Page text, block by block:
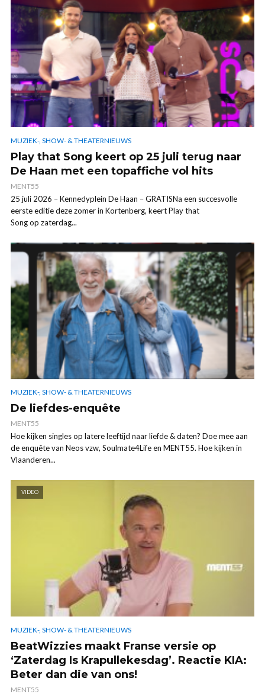
MUZIEK-, SHOW- & THEATERNIEUWS
Play that Song keert op 25 juli terug naar
De Haan met een topaffiche vol hits
MENT55
25 juli 2026 – Kennedyplein De Haan – GRATISNa een succesvolle
eerste editie deze zomer in Kortenberg, keert Play that
Song op zaterdag...
MUZIEK-, SHOW- & THEATERNIEUWS
De liefdes-enquête
MENT55
Hoe kijken singles op latere leeftijd naar liefde & daten? Doe mee aan
de enquête van Neos vzw, Soulmate4Life en MENT55. Hoe kijken in
Vlaanderen...
VIDEO
MUZIEK-, SHOW- & THEATERNIEUWS
BeatWizzies maakt Franse versie op
‘Zaterdag Is Krapullekesdag’. Reactie KIA:
Beter dan die van ons!
MENT55